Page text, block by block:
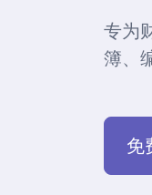
专为
簿、
免